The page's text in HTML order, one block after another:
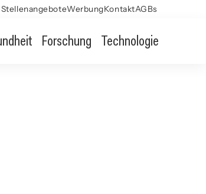
StellenangeboteWerbungKontaktAGBs
Forschung Technologie